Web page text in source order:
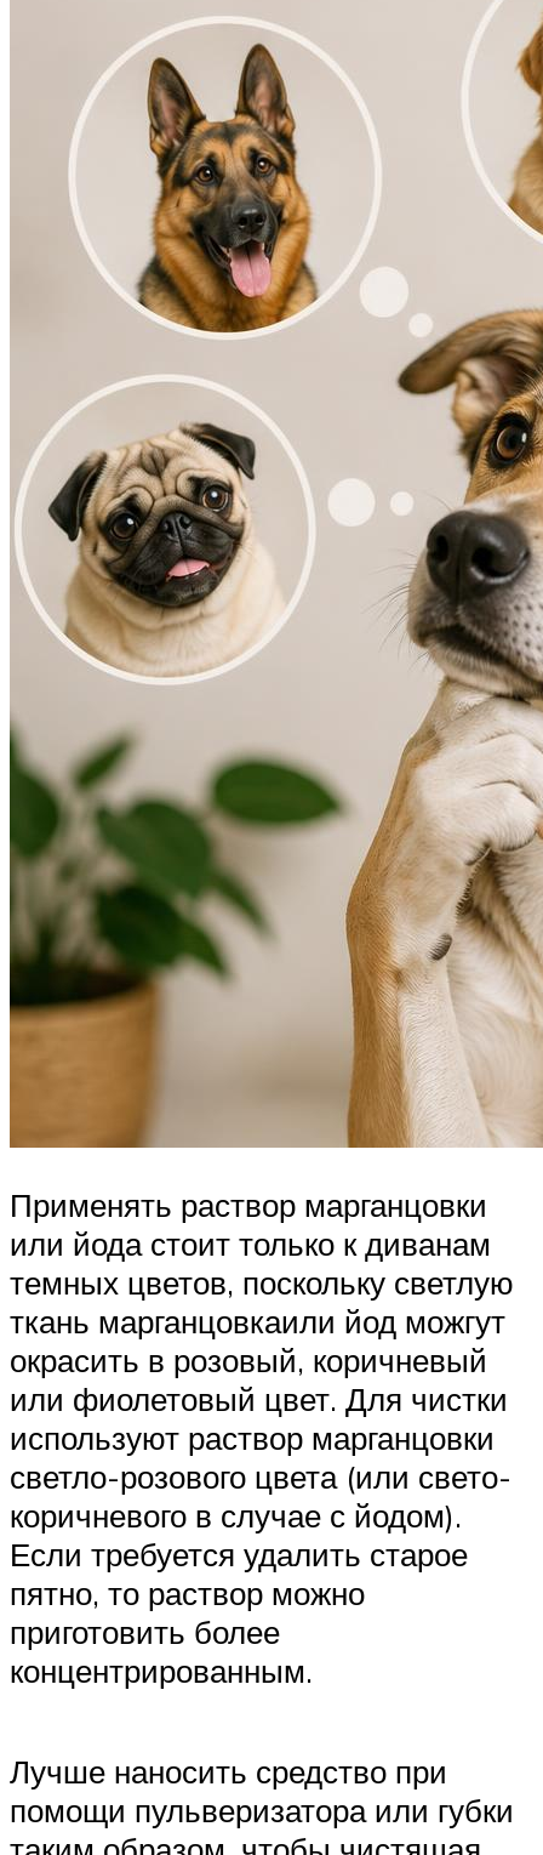
Применять раствор марганцовки
или йода стоит только к диванам
темных цветов, поскольку светлую
ткань марганцовкаили йод можгут
окрасить в розовый, коричневый
или фиолетовый цвет. Для чистки
используют раствор марганцовки
светло-розового цвета (или свето-
коричневого в случае с йодом).
Если требуется удалить старое
пятно, то раствор можно
приготовить более
концентрированным.
Лучше наносить средство при
помощи пульверизатора или губки